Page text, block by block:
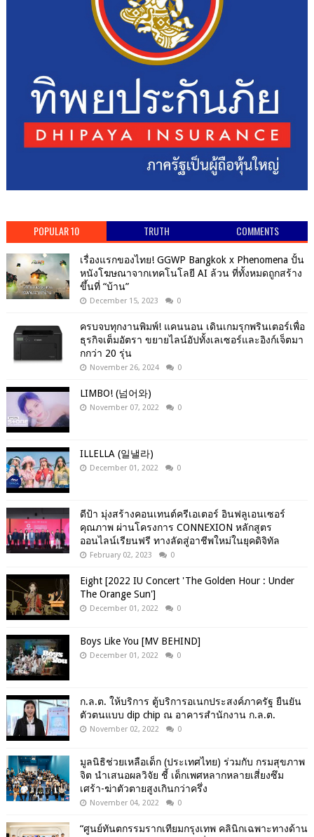
POPULAR 10 TRUTH COMMENTS
เรื่องแรกของไทย! GGWP Bangkok x Phenomena ปั้น
หนังโฆษณาจากเทคโนโลยี AI ล้วน ที่ทั้งหมดถูกสร้าง
ขึ้นที่ “บ้าน”
December 15, 2023 0
ครบจบทุกงานพิมพ์! แคนนอน เดินเกมรุกพรินเตอร์เพื่อ
ธุรกิจเต็มอัตรา ขยายไลน์อัปทั้งเลเซอร์และอิงก์เจ็ตมา
กกว่า 20 รุ่น
November 26, 2024 0
LIMBO! (넘어와)
November 07, 2022 0
ILLELLA (일낼라)
December 01, 2022 0
ดีป้า มุ่งสร้างคอนเทนต์ครีเอเตอร์ อินฟลูเอนเซอร์
คุณภาพ ผ่านโครงการ CONNEXION หลักสูตร
ออนไลน์เรียนฟรี ทางลัดสู่อาชีพใหม่ในยุคดิจิทัล
February 02, 2023 0
Eight [2022 IU Concert 'The Golden Hour : Under
The Orange Sun']
December 01, 2022 0
Boys Like You [MV BEHIND]
December 01, 2022 0
ก.ล.ต. ให้บริการ ตู้บริการอเนกประสงค์ภาครัฐ ยืนยัน
ตัวตนแบบ dip chip ณ อาคารสำนักงาน ก.ล.ต.
November 02, 2022 0
มูลนิธิช่วยเหลือเด็ก (ประเทศไทย) ร่วมกับ กรมสุขภาพ
จิต นำเสนอผลวิจัย ชี้ เด็กเพศหลากหลายเสี่ยงซึม
เศร้า-ฆ่าตัวตายสูงเกินกว่าครึ่ง
November 04, 2022 0
“ศูนย์ทันตกรรมรากเทียมกรุงเทพ คลินิกเฉพาะทางด้าน